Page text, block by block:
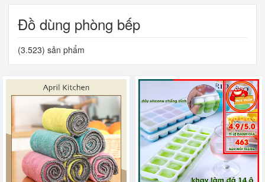
Đồ dùng phòng bếp
(3.523) sản phẩm